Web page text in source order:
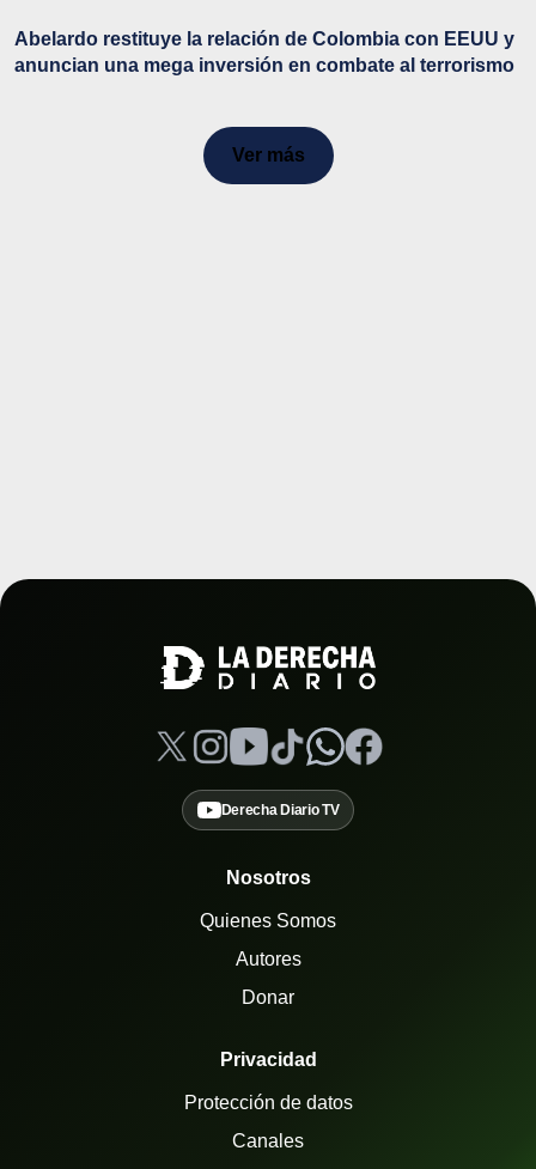
Abelardo restituye la relación de Colombia con EEUU y
anuncian una mega inversión en combate al terrorismo
Ver más
Derecha Diario TV
Nosotros
Quienes Somos
Autores
Donar
Privacidad
Protección de datos
Canales